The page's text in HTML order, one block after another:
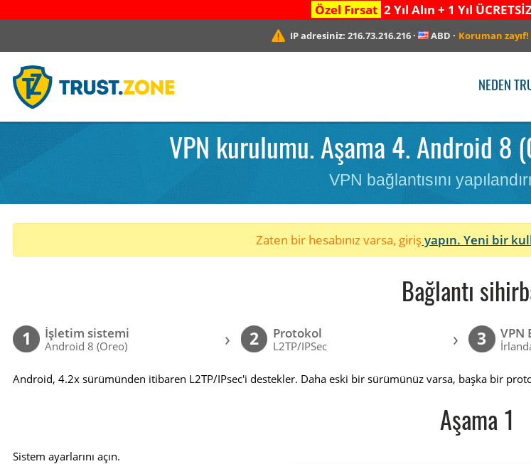
Özel Fırsat 2 Yıl Alın + 1 Yıl
IP adresiniz:216.73.216.216 · ABD · Koruman zayıf!
NEDEN
VPN kurulumu. Aşama 4. Android 8
VPN bağlantısını
Zaten bir hesabınız varsa, girişyapın. Yeni bir
Bağlantı
1 İşletim sistemi
Android 8 (Oreo) › 2 Protokol
L2TP/IPSec › 3 VPN
Android, 4.2x sürümünden itibaren L2TP/IPsec'i destekler. Daha eski bir sürümünüz varsa, başka bir
Aşama 1
Sistem ayarlarını açın.